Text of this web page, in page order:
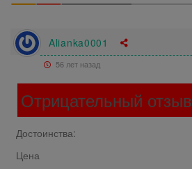
Alianka0001
56 лет назад
Отрицательный отзыв
Достоинства:
Цена